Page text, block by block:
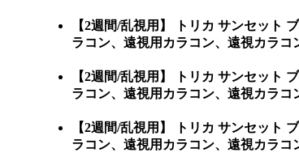
【2週間/乱視用】 トリカ サンセット
ラコン、遠視用カラコン、遠視カラコ
【2週間/乱視用】 トリカ サンセット
ラコン、遠視用カラコン、遠視カラ
【2週間/乱視用】 トリカ サンセット
ラコン、遠視用カラコン、遠視カラコ